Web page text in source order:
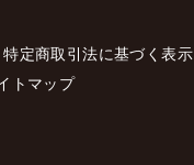
特定商取引法に基づく表示
トマップ